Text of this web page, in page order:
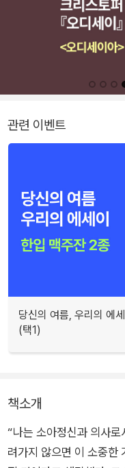
관련 이벤트
당신의 여름, 우리의 에
(택1)
책소개
“나는 소아정신과 의사
려가지 않으면 이 소중한